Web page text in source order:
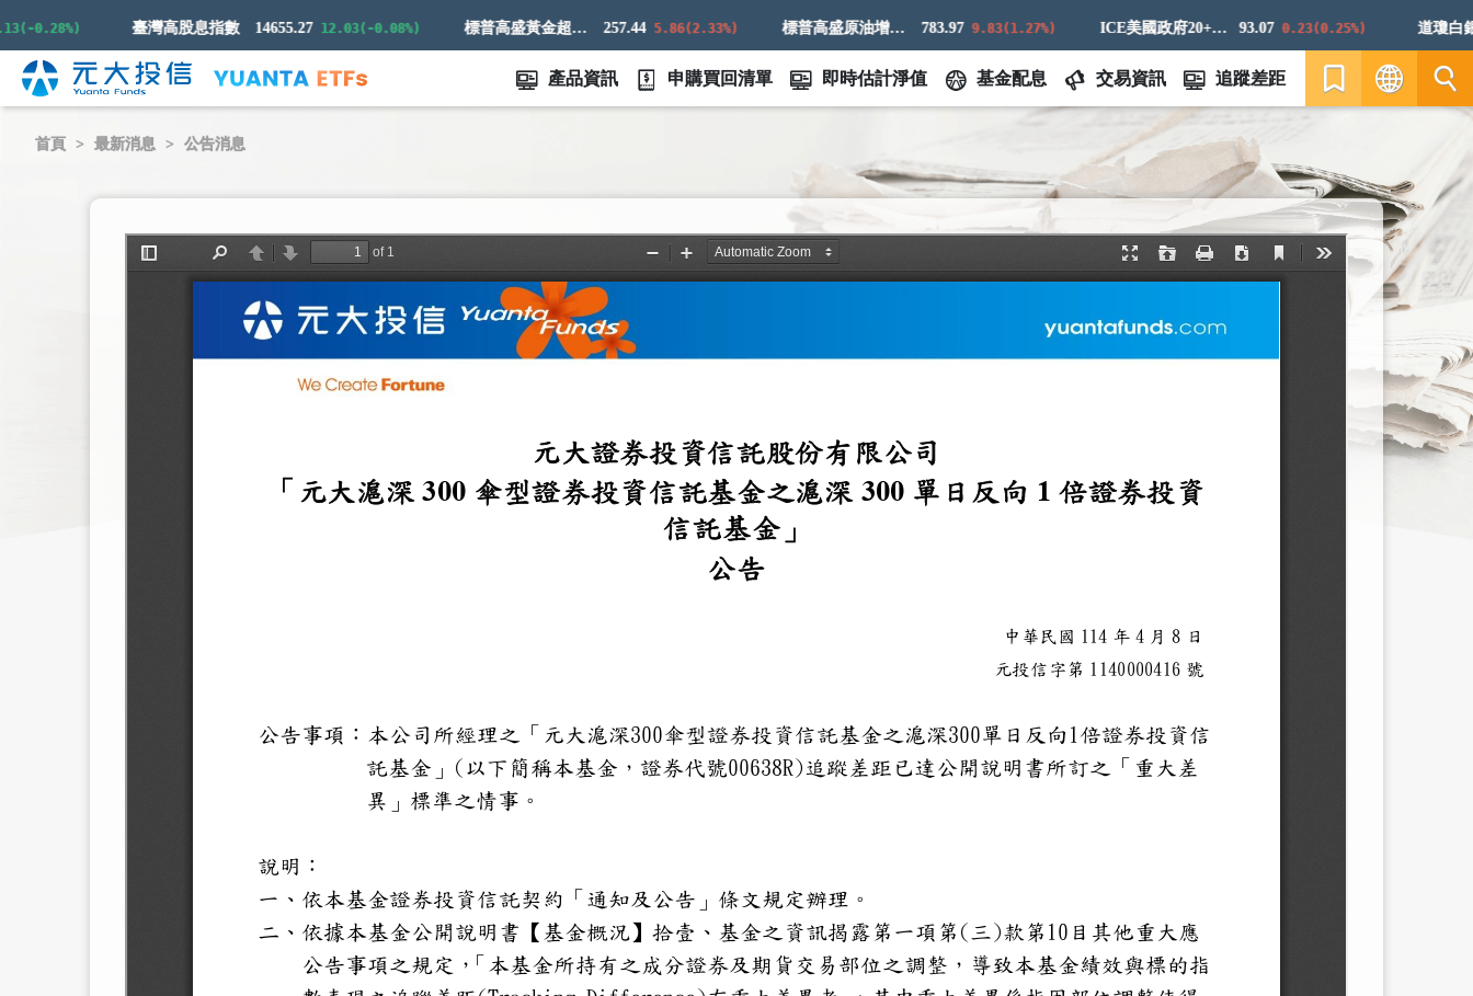
0.28%) 臺灣高股息指數 14655.27 12.03(-0.08%) 標普高盛黃金超額回報指數 257.44 5.86(2.33%) 標普高盛原油增強超額回報指數 783.97 9.83(1.27%) ICE美國政府20+年期債券指數 93.07 0.23(0.25%) 道瓊白銀
產品資訊 申購買回清單 即時估計淨值 基金配息 交易資訊 追蹤差距
EN
首頁 最新消息 公告消息